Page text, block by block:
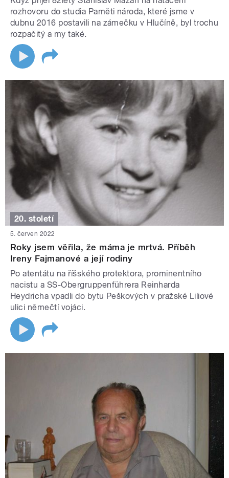
rozhovoru do studia Paměti národa, které jsme v
dubnu 2016 postavili na zámečku v Hlučíně, byl trochu
rozpačitý a my také.
20. století
5. červen 2022
Roky jsem věřila, že máma je mrtvá. Příběh
Ireny Fajmanové a její rodiny
Po atentátu na říšského protektora, prominentního
nacistu a SS-Obergruppenführera Reinharda
Heydricha vpadli do bytu Peškových v pražské Liliové
ulici němečtí vojáci.